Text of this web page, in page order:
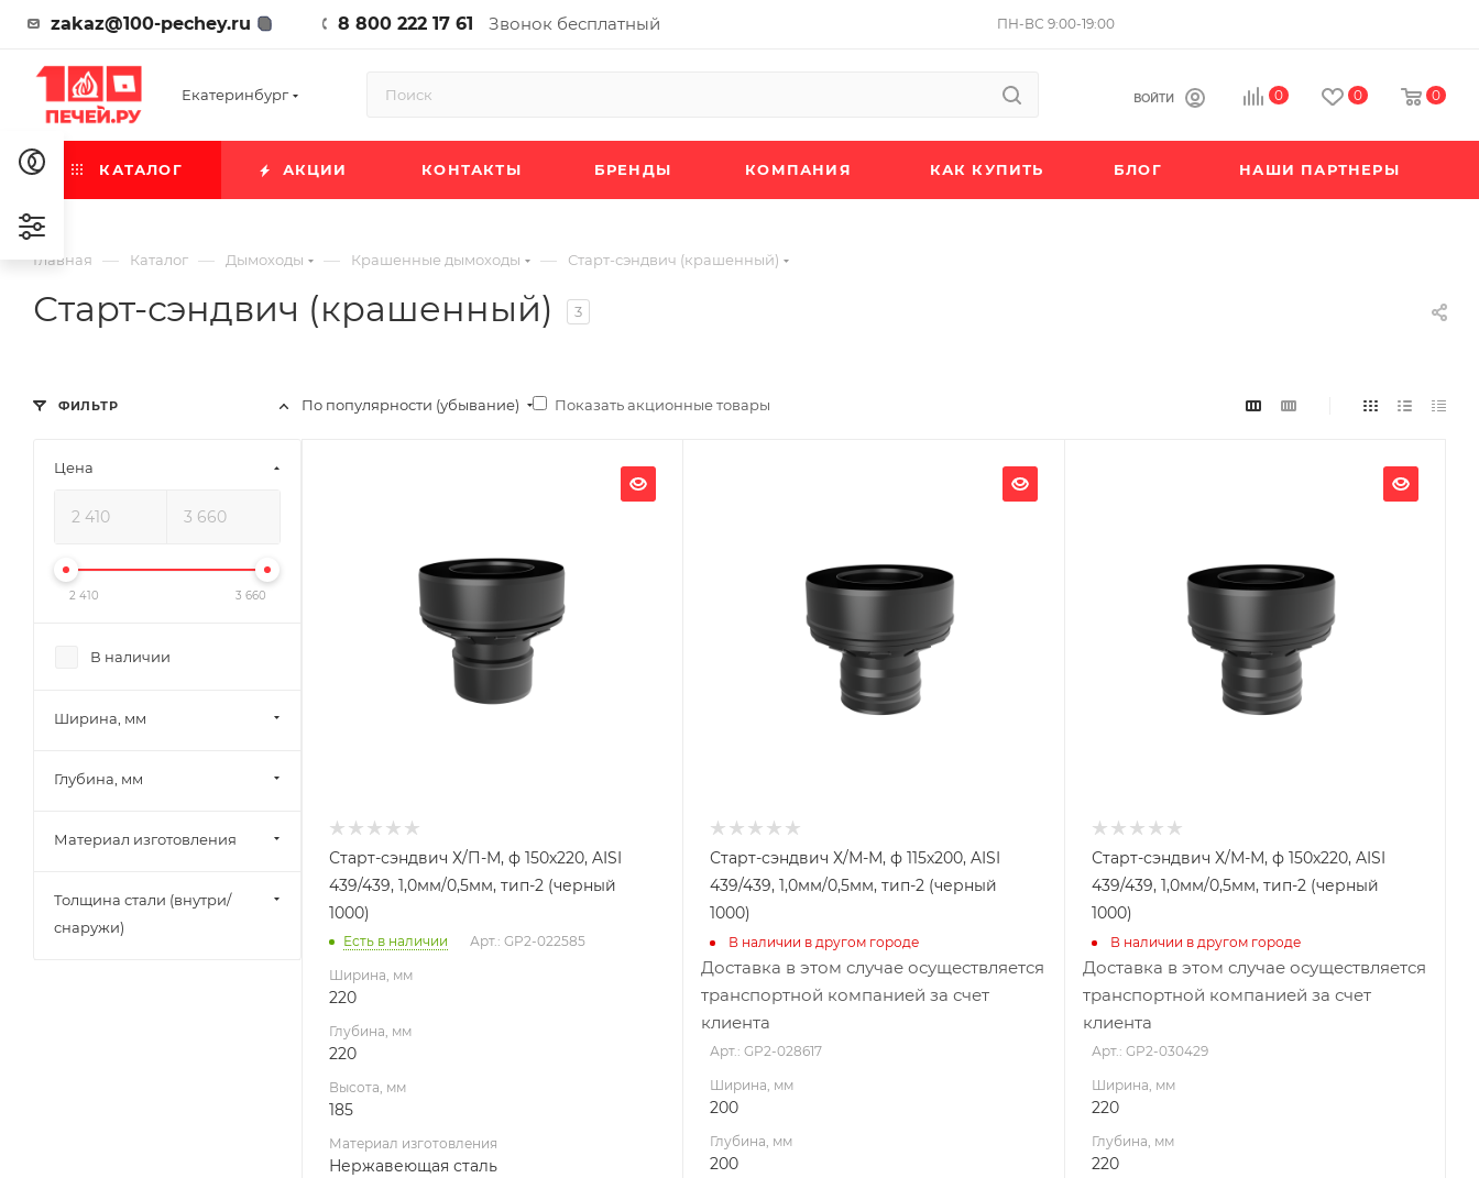
zakaz@100-pechey.ru 8 800 222 17 61 Звонок бесплатный ПН-ВС 9:00-19:00
Екатеринбург ВОЙТИ 0 0 0
КАТАЛОГ АКЦИИ КОНТАКТЫ БРЕНДЫ КОМПАНИЯ КАК КУПИТЬ БЛОГ НАШИ ПАРТНЕРЫ
Главная — Каталог — Дымоходы — Крашенные дымоходы — Старт-сэндвич (крашенный)
Старт-сэндвич (крашенный) 3
По популярности (убывание) Показать акционные товары
Материал изготовления
Нержавеющая сталь
Старт-сэндвич Х/П-М, ф 150х220, AISI
439/439, 1,0мм/0,5мм, тип-2 (черный
1000)
Есть в наличии Арт.: GP2-022585
Ширина, мм
220
Глубина, мм
220
Высота, мм
185
Материал изготовления
Нержавеющая сталь
Материал изготовления
Нержавеющая сталь
Старт-сэндвич Х/М-М, ф 115х200, AISI
439/439, 1,0мм/0,5мм, тип-2 (черный
1000)
В наличии в другом городе
Доставка в этом случае осуществляется
транспортной компанией за счет
клиента
Арт.: GP2-028617
Ширина, мм
200
Глубина, мм
200
Материал изготовления
Нержавеющая сталь
Старт-сэндвич Х/М-М, ф 150х220, AISI
439/439, 1,0мм/0,5мм, тип-2 (черный
1000)
В наличии в другом городе
Доставка в этом случае осуществляется
транспортной компанией за счет
клиента
Арт.: GP2-030429
Ширина, мм
220
Глубина, мм
220
ФИЛЬТР
Цена
2 410 3 660
В наличии
Ширина, мм
Глубина, мм
Материал изготовления
Толщина стали (внутри/
снаружи)